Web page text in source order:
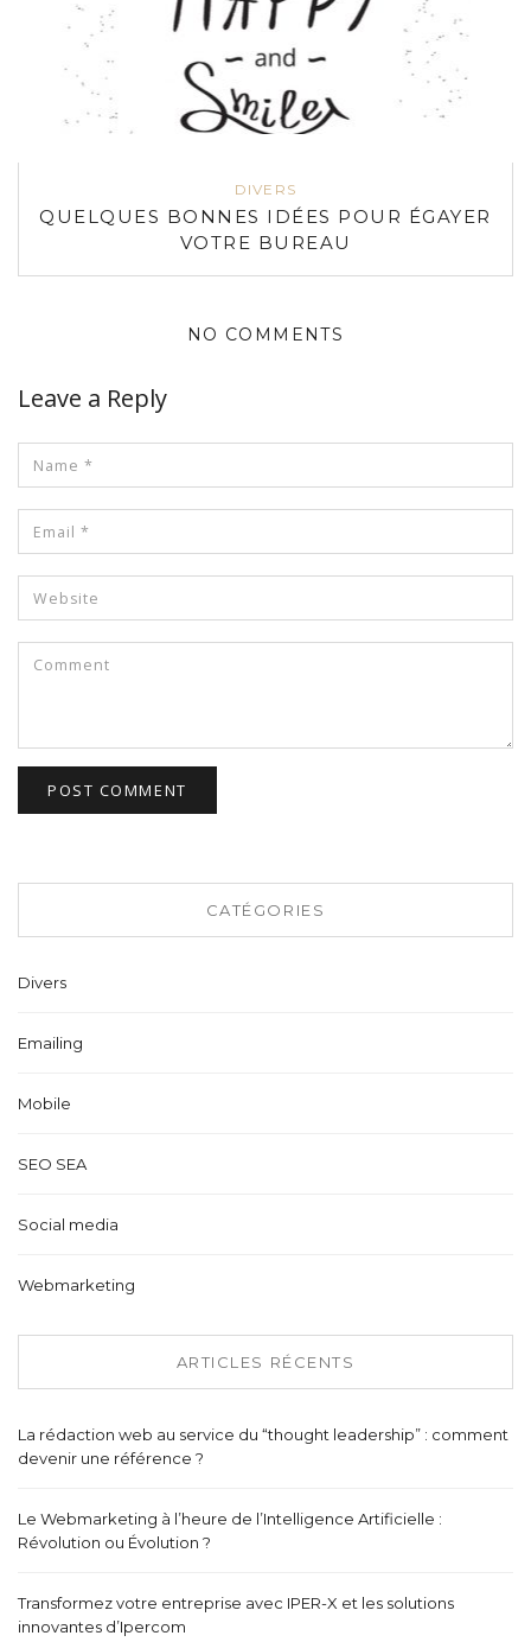
DIVERS
QUELQUES BONNES IDÉES POUR ÉGAYER
VOTRE BUREAU
NO COMMENTS
Leave a Reply
CATÉGORIES
Divers
Emailing
Mobile
SEO SEA
Social media
Webmarketing
ARTICLES RÉCENTS
La rédaction web au service du “thought leadership” : comment
devenir une référence ?
Le Webmarketing à l’heure de l’Intelligence Artificielle :
Révolution ou Évolution ?
Transformez votre entreprise avec IPER-X et les solutions
innovantes d’Ipercom